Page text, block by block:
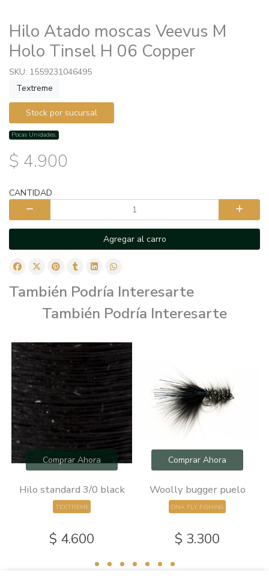
Hilo Atado moscas Veevus M
Holo Tinsel H 06 Copper
SKU: 1559231046495
Textreme
Stock por sucursal
Pocas Unidades.
$ 4.900
CANTIDAD
Agregar al carro
También Podría Interesarte
También Podría Interesarte
Comprar Ahora
Hilo standard 3/0 black
TEXTREME
$ 4.600
Comprar Ahora
Woolly bugger puelo
ONA FLY FISHING
$ 3.300